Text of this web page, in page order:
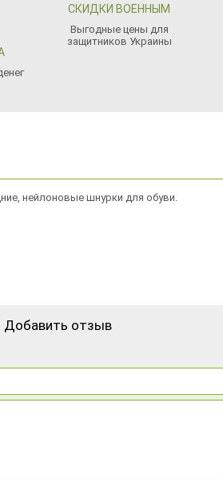
СКИДКИ ВОЕННЫМ
Выгодные цены для
защитников Украины
нейлоновые шнурки для обуви.
Добавить отзыв